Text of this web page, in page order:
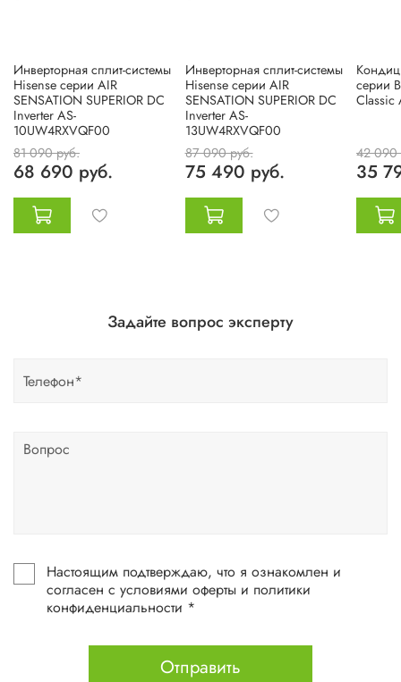
Инверторная сплит-системы
Hisense серии AIR
SENSATION SUPERIOR DC
Inverter AS-
10UW4RXVQF00
81 090 руб.
68 690 руб.
Инверторная сплит-системы
Hisense серии AIR
SENSATION SUPERIOR DC
Inverter AS-
13UW4RXVQF00
87 090 руб.
75 490 руб.
серии
Classic
42 090
35
Задайте вопрос эксперту
Настоящим подтверждаю, что я ознакомлен и
согласен с условиями оферты и политики
конфиденциальности *
Отправить